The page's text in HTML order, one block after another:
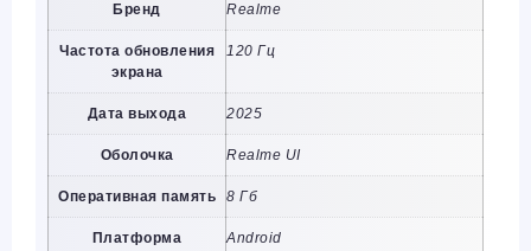
Бренд Realme
Частота обновления
экрана
120 Гц
Дата выхода 2025
Оболочка Realme UI
Оперативная память 8 Гб
Платформа Android